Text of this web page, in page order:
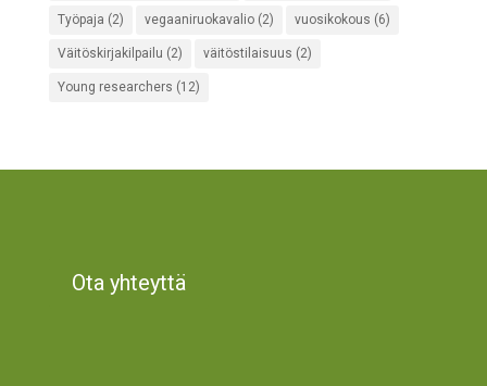
Työpaja (2) vegaaniruokavalio(2) vuosikokous (6)
Väitöskirjakilpailu (2) väitöstilaisuus (2)
Young researchers (12)
Ota yhteyttä